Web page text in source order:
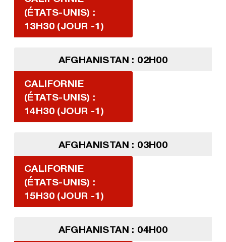
(ÉTATS-UNIS) :
13H30 (JOUR -1)
AFGHANISTAN : 02H00
CALIFORNIE
(ÉTATS-UNIS) :
14H30 (JOUR -1)
AFGHANISTAN : 03H00
CALIFORNIE
(ÉTATS-UNIS) :
15H30 (JOUR -1)
AFGHANISTAN : 04H00